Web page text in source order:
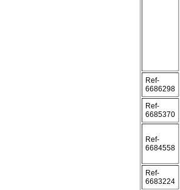
Ref-
6686298
Ref-
6685370
Ref-
6684558
Ref-
6683224